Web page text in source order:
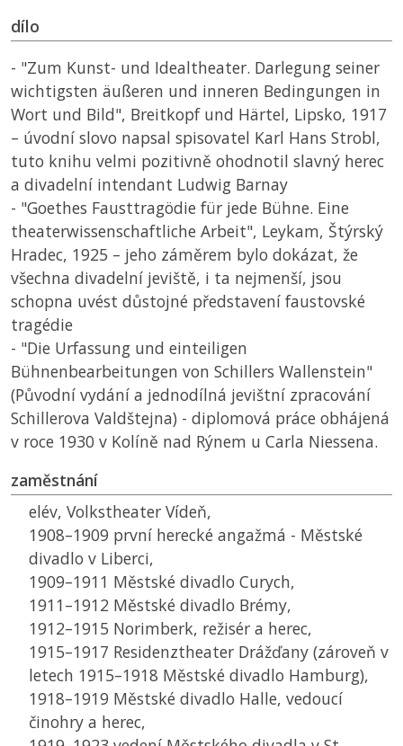
dílo
- "Zum Kunst- und Idealtheater. Darlegung seiner
wichtigsten äußeren und inneren Bedingungen in
Wort und Bild", Breitkopf und Härtel, Lipsko, 1917
– úvodní slovo napsal spisovatel Karl Hans Strobl,
tuto knihu velmi pozitivně ohodnotil slavný herec
a divadelní intendant Ludwig Barnay
- "Goethes Fausttragödie für jede Bühne. Eine
theaterwissenschaftliche Arbeit", Leykam, Štýrský
Hradec, 1925 – jeho záměrem bylo dokázat, že
všechna divadelní jeviště, i ta nejmenší, jsou
schopna uvést důstojné představení faustovské
tragédie
- "Die Urfassung und einteiligen
Bühnenbearbeitungen von Schillers Wallenstein"
(Původní vydání a jednodílná jevištní zpracování
Schillerova Valdštejna) - diplomová práce obhájená
v roce 1930 v Kolíně nad Rýnem u Carla Niessena.
zaměstnání
elév, Volkstheater Vídeň,
1908–1909 první herecké angažmá - Městské
divadlo v Liberci,
1909–1911 Městské divadlo Curych,
1911–1912 Městské divadlo Brémy,
1912–1915 Norimberk, režisér a herec,
1915–1917 Residenztheater Drážďany (zároveň v
letech 1915–1918 Městské divadlo Hamburg),
1918–1919 Městské divadlo Halle, vedoucí
činohry a herec,